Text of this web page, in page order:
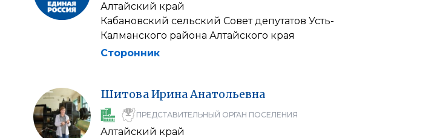
Алтайский край
Кабановский сельский Совет депутатов Усть-
Калманского района Алтайского края
Сторонник
ШитоваИринаАнатольевна
ПРЕДСТАВИТЕЛЬНЫЙ ОРГАН ПОСЕЛЕНИЯ
Алтайский край